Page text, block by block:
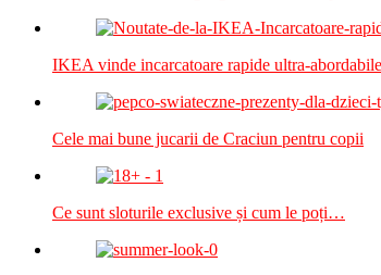
IKEA vinde incarcatoare rapide ultra-
Cele mai bune jucarii de Craciun pentru copii
Ce sunt sloturile exclusive și cum le poți…